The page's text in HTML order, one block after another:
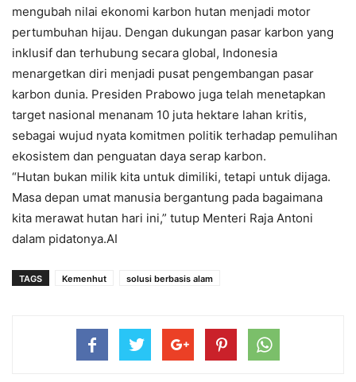
mengubah nilai ekonomi karbon hutan menjadi motor
pertumbuhan hijau. Dengan dukungan pasar karbon yang
inklusif dan terhubung secara global, Indonesia
menargetkan diri menjadi pusat pengembangan pasar
karbon dunia. Presiden Prabowo juga telah menetapkan
target nasional menanam 10 juta hektare lahan kritis,
sebagai wujud nyata komitmen politik terhadap pemulihan
ekosistem dan penguatan daya serap karbon.
“Hutan bukan milik kita untuk dimiliki, tetapi untuk dijaga.
Masa depan umat manusia bergantung pada bagaimana
kita merawat hutan hari ini,” tutup Menteri Raja Antoni
dalam pidatonya.AI
TAGS Kemenhut solusi berbasis alam